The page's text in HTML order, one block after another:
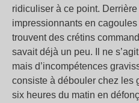
ridiculiser à ce point.
impressionnants en
trouvent des crétins
savait déjà un peu. Il ne
mais d’incompétences
consiste à débouler chez les
six heures du matin en